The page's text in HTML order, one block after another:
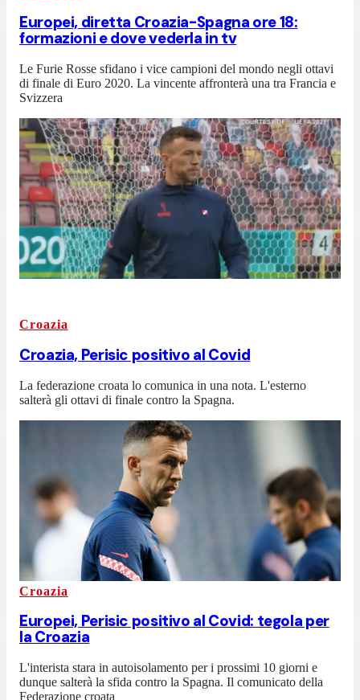
Europei, diretta Croazia-Spagna ore 18:
formazioni e dove vederla in tv
Le Furie Rosse sfidano i vice campioni del mondo negli ottavi
di finale di Euro 2020. La vincente affronterà una tra Francia e
Svizzera
Croazia
Croazia, Perisic positivo al Covid
La federazione croata lo comunica in una nota. L'esterno
salterà gli ottavi di finale contro la Spagna.
Croazia
Europei, Perisic positivo al Covid: tegola per
la Croazia
L'interista stara in autoisolamento per i prossimi 10 giorni e
dunque salterà la sfida contro la Spagna. Il comunicato della
Federazione croata